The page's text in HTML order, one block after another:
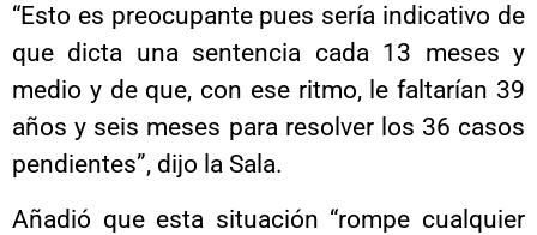
“Esto es preocupante pues sería indicativo de
que dicta una sentencia cada 13 meses y
medio y de que, con ese ritmo, le faltarían 39
años y seis meses para resolver los 36 casos
pendientes”, dijo la Sala.
Añadió que esta situación “rompe cualquier